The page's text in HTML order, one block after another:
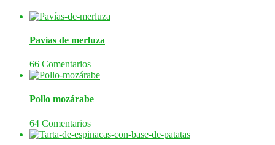
Pavías de merluza
66 Comentarios
Pollo mozárabe
64 Comentarios